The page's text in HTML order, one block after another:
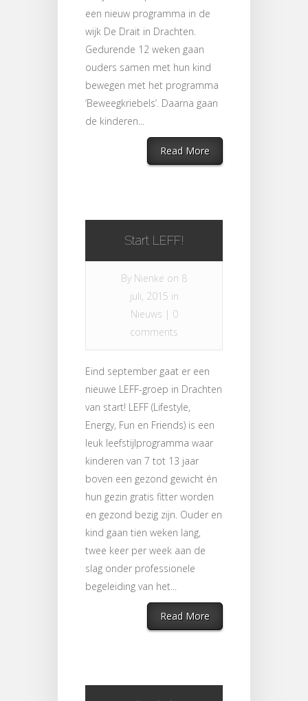
een nieuw programma in de
wijk De Drait in Drachten.
Gedurende 12 weken gaan
ouders samen met hun kind
bewegen met het programma
‘Beweegkriebels’. Daarna gaan
de kinderen...
Read More
Start LEFF!
By Nienke on 8
juli, 2015 in
Nieuws | 0
comments
Eind september gaat er een
nieuwe LEFF-groep in Drachten
van start! LEFF (Lifestyle,
Energy, Fun en Friends) is een
leuk leefstijlprogramma waar
kinderen van 7 tot 13 jaar
boven een gezond gewicht én
hun gezin gratis fitter worden
en gezond bezig zijn. Ouder en
kind gaan tien weken lang,
twee keer per week aan de
slag onder professionele
begeleiding van het...
Read More